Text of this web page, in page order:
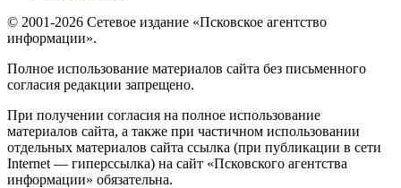
© 2001-2026 Сетевое издание «Псковское агентство
информации».
Полное использование материалов сайта без письменного
согласия редакции запрещено.
При получении согласия на полное использование
материалов сайта, а также при частичном использовании
отдельных материалов сайта ссылка (при публикации в сети
Internet — гиперссылка) на сайт «Псковского агентства
информации» обязательна.